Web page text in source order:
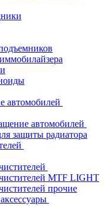
автомобилей
автомобилей
защиты радиатора
MTF LIGHT
прочие